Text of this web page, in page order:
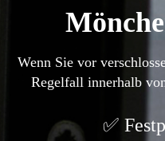
Wenn Sie vor
Regelfall innerhalb